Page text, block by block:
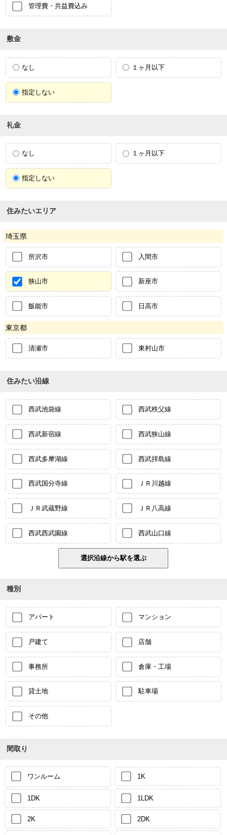
管理費・共益費込み
敷金
なし １ヶ月以下
指定しない
礼金
なし １ヶ月以下
指定しない
住みたいエリア
埼玉県
所沢市 入間市
狭山市 新座市
飯能市 日高市
東京都
清瀬市 東村山市
住みたい沿線
西武池袋線 西武秩父線
西武新宿線 西武狭山線
西武多摩湖線 西武拝島線
西武国分寺線 ＪＲ川越線
ＪＲ武蔵野線 ＪＲ八高線
西武西武園線 西武山口線
種別
アパート マンション
戸建て 店舗
事務所 倉庫・工場
貸土地 駐車場
その他
間取り
ワンルーム 1K
1DK 1LDK
2K 2DK